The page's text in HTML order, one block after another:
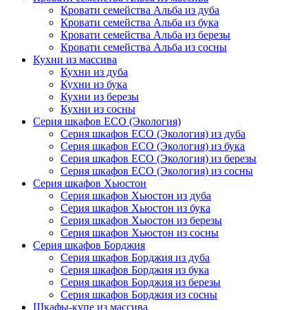
Кровати семейства Альба из дуба
Кровати семейства Альба из бука
Кровати семейства Альба из березы
Кровати семейства Альба из сосны
Кухни из массива
Кухни из дуба
Кухни из бука
Кухни из березы
Кухни из сосны
Серия шкафов ECO (Экология)
Серия шкафов ECO (Экология) из дуба
Серия шкафов ECO (Экология) из бука
Серия шкафов ECO (Экология) из березы
Серия шкафов ECO (Экология) из сосны
Серия шкафов Хьюстон
Серия шкафов Хьюстон из дуба
Серия шкафов Хьюстон из бука
Серия шкафов Хьюстон из березы
Серия шкафов Хьюстон из сосны
Серия шкафов Борджия
Серия шкафов Борджия из дуба
Серия шкафов Борджия из бука
Серия шкафов Борджия из березы
Серия шкафов Борджия из сосны
Шкафы-купе из массива